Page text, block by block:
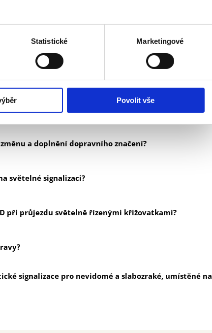
Statistické Marketingové
Povolit vše
vždy nerozsvítí vyklizovací šipka?
a doplnění dopravního značení?
světelné signalizaci?
při průjezdu světelně řízenými křižovatkami?
signalizace pro nevidomé a slabozraké, umístěné na